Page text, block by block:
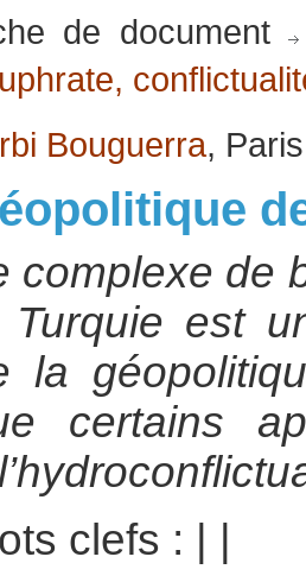
de document
Bouguerra,
complexe de
Turquie est
la
certains
clefs :